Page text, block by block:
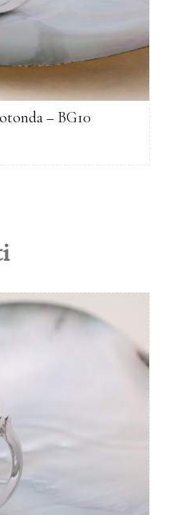
– BG10